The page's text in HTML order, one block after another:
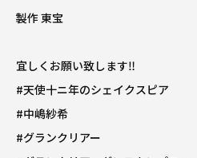
製作 東宝
宜しくお願い致します‼️
#天使十ニ年のシェイクスピア
#中嶋紗希
#グランクリアー